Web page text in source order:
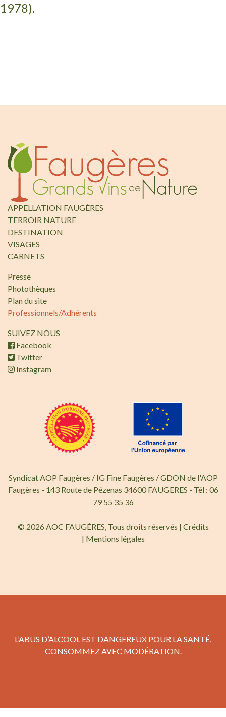
1978).
APPELLATION FAUGÈRES
TERROIR NATURE
DESTINATION
VISAGES
CARNETS
Presse
Photothèques
Plan du site
Professionnels/Adhérents
SUIVEZ NOUS
Facebook
Twitter
Instagram
Syndicat AOP Faugères / IG Fine Faugères / GDON de l'AOP
Faugères - 143 Route de Pézenas 34600 FAUGERES - Tél : 06
79 55 35 36
© 2026 AOC FAUGÈRES, Tous droits réservés | Crédits
| Mentions légales
L’ABUS D’ALCOOL EST DANGEREUX POUR LA SANTÉ,
CONSOMMEZ AVEC MODÉRATION.